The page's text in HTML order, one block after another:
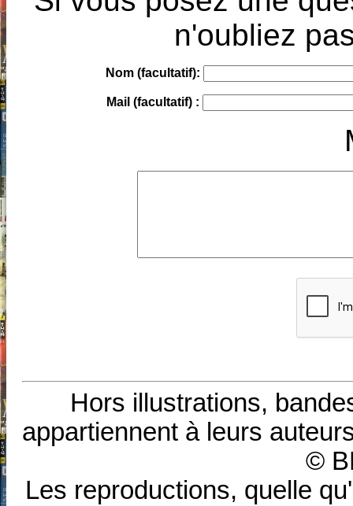
n'oubliez
Nom (facultatif):
Mail (facultatif) :
Hors illustrations,
appartiennent à leurs
©
Les reproductions, quelle